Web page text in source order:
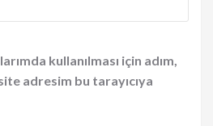
kullanılması için adım,
adresim bu tarayıcıya